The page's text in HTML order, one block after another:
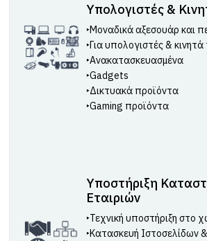
Υπολογιστές &
‣Μοναδικά αξεσουάρ και
‣Για υπολογιστές &
‣Ανακατασκευασμένα
‣Gadgets
‣Δικτυακά προϊόντα
‣Gaming προϊόντα
Υποστήριξη
Εταιριών
‣Τεχνική υποστήριξη στο
‣Κατασκευή Ιστοσελίδων